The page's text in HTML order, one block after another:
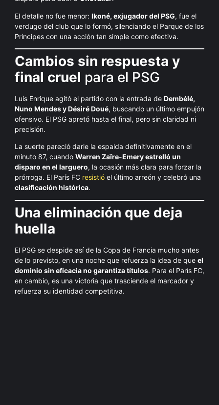
El detalle no fue menor: Ikoné, exjugador del PSG, fue el
verdugo del club que lo formó, silenciando el Parque de los
Príncipes con una acción tan simple como efectiva.
Cambios sin respuesta y
final cruel para el PSG
Luis Enrique agitó el partido con la entrada de Dembélé,
Nuno Mendes y Désiré Doué, buscando un último empujón
ofensivo. El PSG apretó hasta el final, pero sin claridad ni
precisión.
La suerte pareció darle la espalda definitivamente en el
minuto 87, cuando Warren Zaïre-Emery estrelló un
disparo en el larguero, la ocasión más clara para forzar la
prórroga. El París FC resistió el último arreón y celebró una
clasificación histórica.
Una eliminación que deja
huella
El PSG se despide así de la Copa de Francia mucho antes
de lo previsto, en una noche que refuerza la idea de que el
dominio sin eficacia no garantiza títulos. Para el París FC,
en cambio, es una victoria que trasciende el marcador y
refuerza su identidad competitiva.